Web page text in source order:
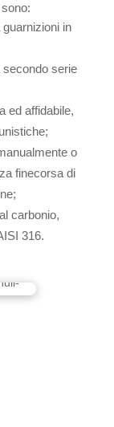
guarnizioni in
secondo serie
ed affidabile,
o
finecorsa di
carbonio,
316.